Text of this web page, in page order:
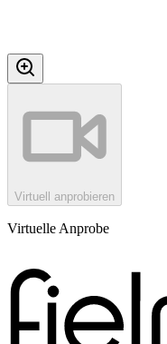
Virtuell anprobieren
Virtuelle Anprobe